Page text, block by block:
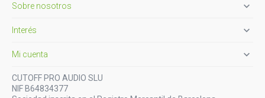
Sobre nosotros 
Interés 
Mi cuenta 
CUTOFF PRO AUDIO SLU
NIF B64834377